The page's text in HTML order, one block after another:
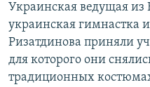
Украинская ведущая
украинская гимнастка
Ризатдинова приняли
для которого они
традиционных